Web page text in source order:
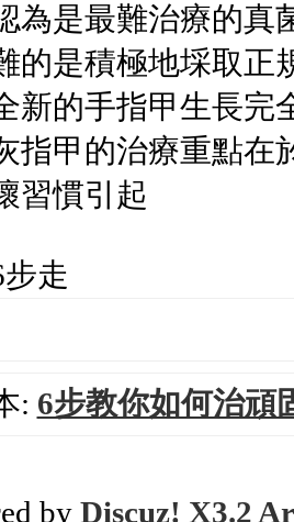
為是最難治療的真
的是積極地埰取正
新的手指甲生長完
指甲的治療重點在
習慣引起
走
: 6步教你如何治頑
by Discuz! X3.2